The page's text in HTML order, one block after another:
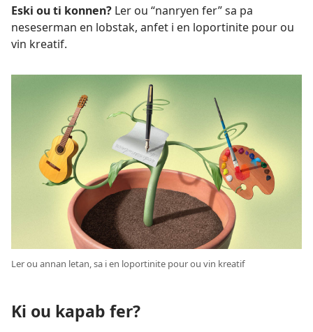
Eski ou ti konnen? Ler ou “nanryen fer” sa pa
neseserman en lobstak, anfet i en loportinite pour ou
vin kreatif.
Ler ou annan letan, sa i en loportinite pour ou vin kreatif
Ki ou kapab fer?